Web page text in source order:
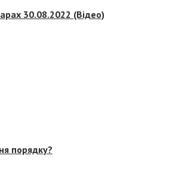
30.08.2022 (Відео)
порядку?